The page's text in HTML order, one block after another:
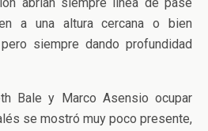
a una altura cercana o bien
siempre dando profundidad
Bale y Marco Asensio ocupar
se mostró muy poco presente,